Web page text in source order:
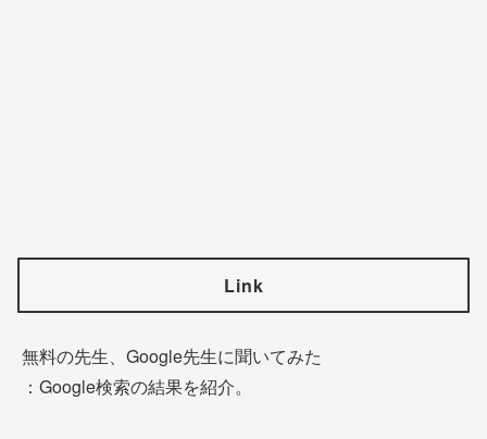
Link
無料の先生、Google先生に聞いてみた
：Google検索の結果を紹介。